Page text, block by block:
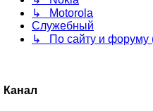
↳ Motorola
Служебный
↳ По сайту и форуму
Канал